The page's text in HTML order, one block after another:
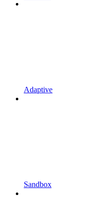
Adaptive
Sandbox